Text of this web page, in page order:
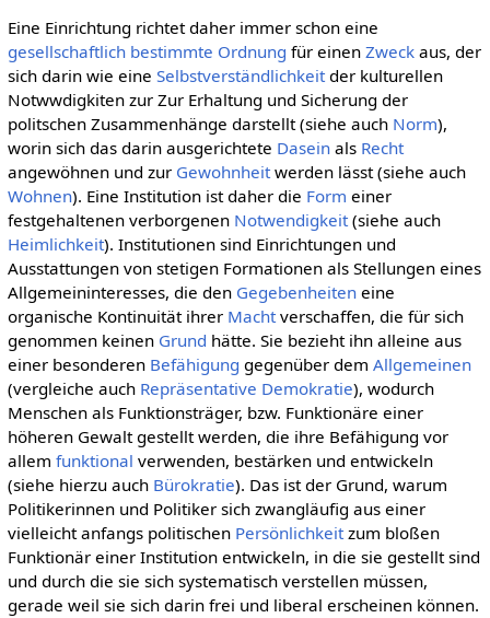
Eine Einrichtung richtet daher immer schon eine
gesellschaftlich bestimmte Ordnung für einen Zweckaus, der
sich darin wie eine Selbstverständlichkeitder kulturellen
Notwwdigkiten zur Zur Erhaltung und Sicherung der
politschen Zusammenhänge darstellt (siehe auch Norm),
worin sich das darin ausgerichtete Daseinals Recht
angewöhnen und zur Gewohnheitwerden lässt (siehe auch
Wohnen). Eine Institution ist daher die Form einer
festgehaltenen verborgenen Notwendigkeit(siehe auch
Heimlichkeit). Institutionen sind Einrichtungen und
Ausstattungen von stetigen Formationen als Stellungen eines
Allgemeininteresses, die den Gegebenheiteneine
organische Kontinuität ihrer Machtverschaffen, die für sich
genommen keinen Grund hätte. Sie bezieht ihn alleine aus
einer besonderen Befähigung gegenüber dem Allgemeinen
(vergleiche auch Repräsentative Demokratie), wodurch
Menschen als Funktionsträger, bzw. Funktionäre einer
höheren Gewalt gestellt werden, die ihre Befähigung vor
allem funktional verwenden, bestärken und entwickeln
(siehe hierzu auch Bürokratie). Das ist der Grund, warum
Politikerinnen und Politiker sich zwangläufig aus einer
vielleicht anfangs politischen Persönlichkeitzum bloßen
Funktionär einer Institution entwickeln, in die sie gestellt sind
und durch die sie sich systematisch verstellen müssen,
gerade weil sie sich darin frei und liberal erscheinen können.